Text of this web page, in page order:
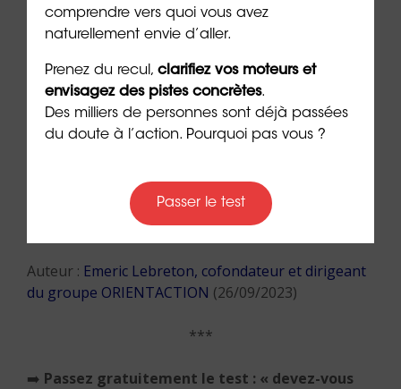
👉 Demandez un 1er rendez-vous gratuit et
sans engagement pour être accompagné(e)
reconversion
Auteur : Emeric Lebreton, cofondateur et dirigeant
du groupe ORIENTACTION (26/09/2023)
***
➡️ Passez gratuitement le test : « devez-vous
comprendre vers quoi vous avez
naturellement envie d’aller.
Prenez du recul, clarifiez vos moteurs et
envisagez des pistes concrètes.
Des milliers de personnes sont déjà passées
du doute à l’action. Pourquoi pas vous ?
Passer le test